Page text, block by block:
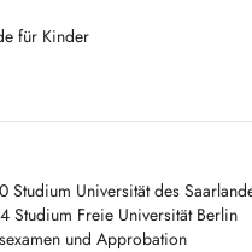
für Kinder
Studium Universität des
Studium Freie Universität Berlin
und Approbation